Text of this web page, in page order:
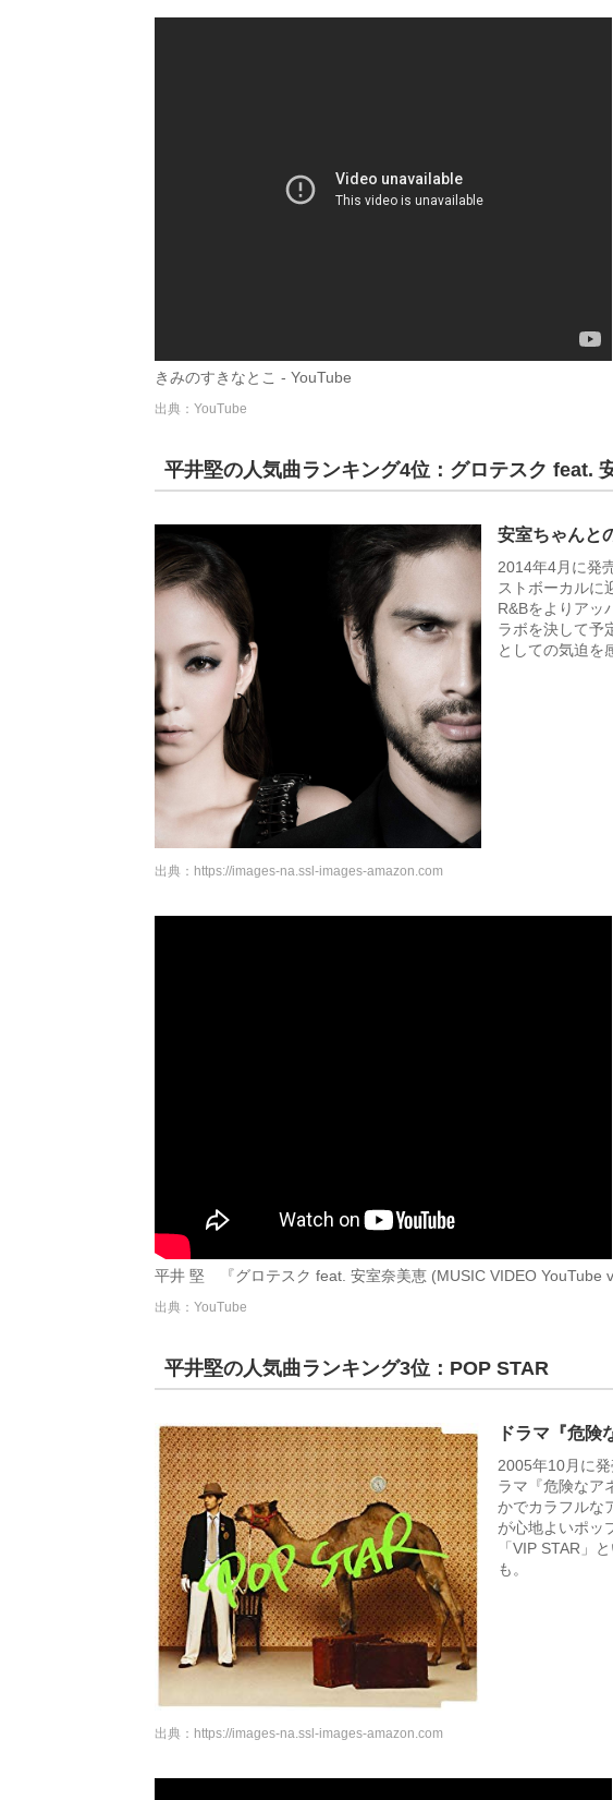
きみのすきなとこ - YouTube
出典：YouTube
平井堅の人気曲ランキング4位：グロテスク feat.
安室ちゃんと
2014年4月に発
ストボーカルに
R&Bをよりアッ
ラボを決して予
としての気迫を
出典： https://images-na.ssl-images-amazon.com
平井 堅 『グロテスク feat. 安室奈美恵 (MUSIC VIDEO YouTube
出典：YouTube
平井堅の人気曲ランキング3位：POP STAR
ドラマ『危険
2005年10月に
ラマ『危険なア
かでカラフルな
が心地よいポッ
「VIP STAR」
も。
出典： https://images-na.ssl-images-amazon.com